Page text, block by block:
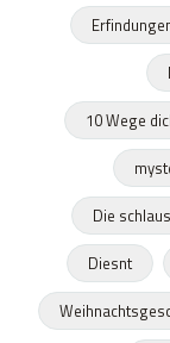
10 Wege
Die
Diesnt